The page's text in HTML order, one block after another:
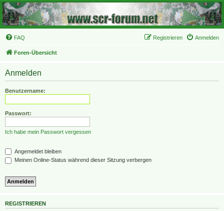
FAQ Anmelden
Registrieren
Foren-Übersicht
Anmelden
Benutzername:
Passwort:
Ich habe mein Passwort vergessen
Angemeldet bleiben
Meinen Online-Status während dieser Sitzung verbergen
REGISTRIEREN